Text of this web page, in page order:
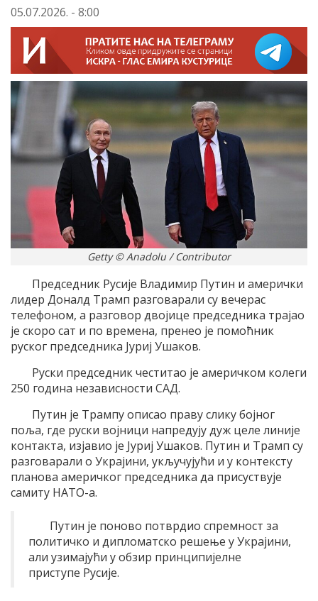
05.07.2026. - 8:00
Getty © Anadolu / Contributor
Председник Русије Владимир Путин и амерички
лидер Доналд Трамп разговарали су вечерас
телефоном, а разговор двојице председника трајао
је скоро сат и по времена, пренео је помоћник
руског председника Јуриј Ушаков.
Руски председник честитао је америчком колеги
250 година независности САД.
Путин је Трампу описао праву слику бојног
поља, где руски војници напредују дуж целе линије
контакта, изјавио је Јуриј Ушаков. Путин и Трамп су
разговарали о Украјини, укључујући и у контексту
планова америчког председника да присуствује
самиту НАТО-а.
Путин је поново потврдио спремност за
политичко и дипломатско решење у Украјини,
али узимајући у обзир принципијелне
приступе Русије.